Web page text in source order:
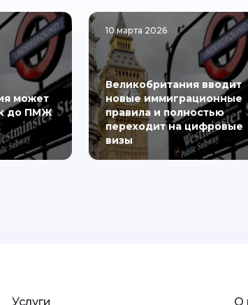
может
до ПМЖ
10 марта 2026
Великобритания вводит
новые иммиграционные
правила и полностью
переходит на цифровые
визы
Услуги О